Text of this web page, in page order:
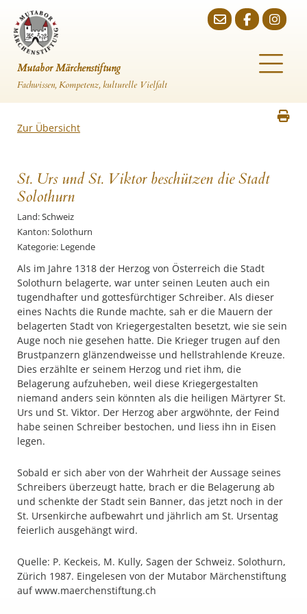
Mutabor Märchenstiftung
Fachwissen, Kompetenz, kulturelle Vielfalt
Zur Übersicht
St. Urs und St. Viktor beschützen die Stadt
Solothurn
Land: Schweiz
Kanton: Solothurn
Kategorie: Legende
Als im Jahre 1318 der Herzog von Österreich die Stadt
Solothurn belagerte, war unter seinen Leuten auch ein
tugendhafter und gottesfürchtiger Schreiber. Als dieser
eines Nachts die Runde machte, sah er die Mauern der
belagerten Stadt von Kriegergestalten besetzt, wie sie sein
Auge noch nie gesehen hatte. Die Krieger trugen auf den
Brustpanzern glänzendweisse und hellstrahlende Kreuze.
Dies erzählte er seinem Herzog und riet ihm, die
Belagerung aufzuheben, weil diese Kriegergestalten
niemand anders sein könnten als die heiligen Märtyrer St.
Urs und St. Viktor. Der Herzog aber argwöhnte, der Feind
habe seinen Schreiber bestochen, und liess ihn in Eisen
legen.
Sobald er sich aber von der Wahrheit der Aussage seines
Schreibers überzeugt hatte, brach er die Belagerung ab
und schenkte der Stadt sein Banner, das jetzt noch in der
St. Ursenkirche aufbewahrt und jährlich am St. Ursentag
feierlich ausgehängt wird.
Quelle: P. Keckeis, M. Kully, Sagen der Schweiz. Solothurn,
Zürich 1987. Eingelesen von der Mutabor Märchenstiftung
auf www.maerchenstiftung.ch